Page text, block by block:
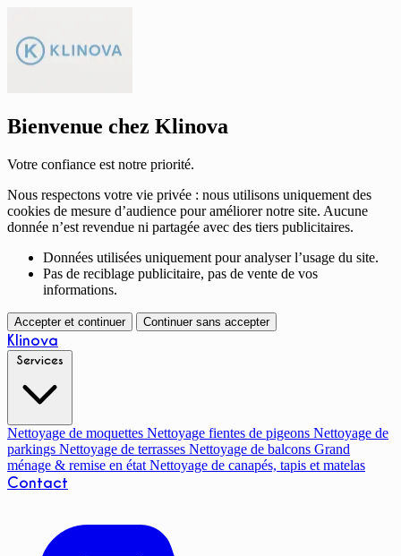
Bienvenue chez Klinova
Votre confiance est notre priorité.
Nous respectons votre vie privée : nous utilisons uniquement des
cookies de mesure d’audience pour améliorer notre site. Aucune
donnée n’est revendue ni partagée avec des tiers publicitaires.
Données utilisées uniquement pour analyser l’usage du site.
Pas de reciblage publicitaire, pas de vente de vos
informations.
Accepter et continuer Continuer sans accepter
Klinova
Nettoyage de moquettes Nettoyage fientes de pigeons Nettoyage de
parkings Nettoyage de terrasses Nettoyage de balcons Grand
ménage & remise en état Nettoyage de canapés, tapis et matelas
Contact